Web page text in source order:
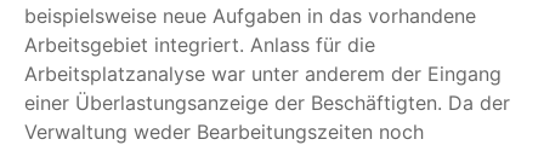
beispielsweise neue Aufgaben in das vorhandene
Arbeitsgebiet integriert. Anlass für die
Arbeitsplatzanalyse war unter anderem der Eingang
einer Überlastungsanzeige der Beschäftigten. Da der
Verwaltung weder Bearbeitungszeiten noch